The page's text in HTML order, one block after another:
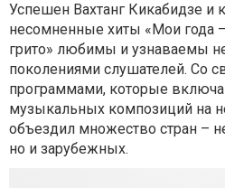
Успешен Вахтанг Кикабидзе и
несомненные хиты «Мои года
грито» любимы и узнаваемы
поколениями слушателей. Со
программами, которые
музыкальных композиций на
объездил множество стран –
но и зарубежных.